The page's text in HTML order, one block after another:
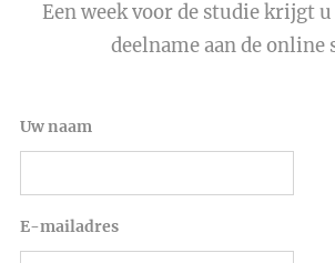
Een week voor de studie krijgt
deelname aan de online
Uw naam
E-mailadres